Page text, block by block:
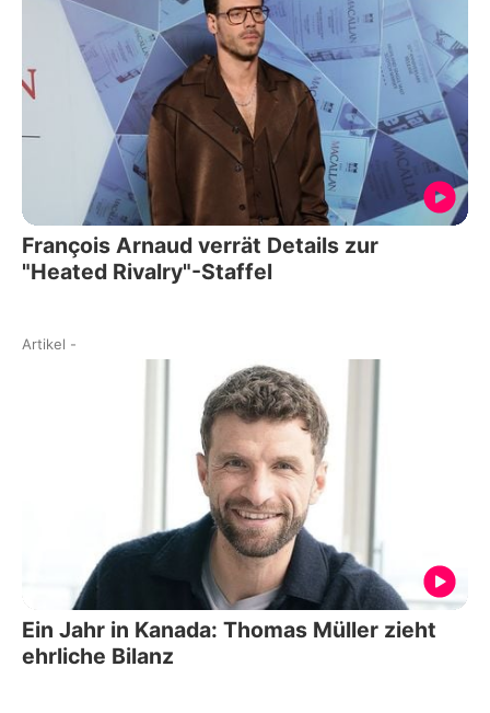
François Arnaud verrät Details zur
"Heated Rivalry"-Staffel
Artikel -
Ein Jahr in Kanada: Thomas Müller zieht
ehrliche Bilanz